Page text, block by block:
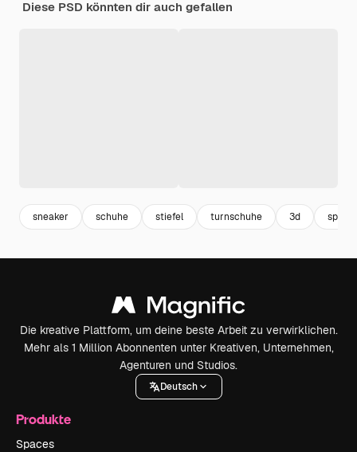
Diese PSD könnten dir auch gefallen
sneaker schuhe stiefel turnschuhe 3d
Die kreative Plattform, um deine beste Arbeit zu verwirklichen.
Mehr als 1 Million Abonnenten unter Kreativen, Unternehmen,
Agenturen und Studios.
Deutsch
Produkte
Spaces